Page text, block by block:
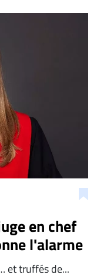
en chef
l'alarme
et truffés de...